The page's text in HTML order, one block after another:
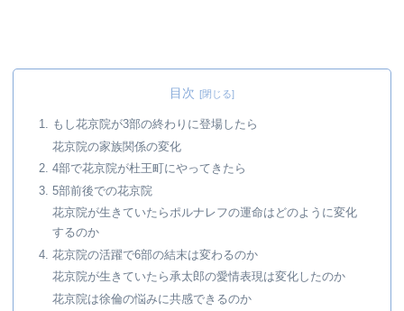
目次
1. もし花京院が3部の終わりに登場したら
花京院の家族関係の変化
2. 4部で花京院が杜王町にやってきたら
3. 5部前後での花京院
花京院が生きていたらポルナレフの運命はどのように変化
するのか
4. 花京院の活躍で6部の結末は変わるのか
花京院が生きていたら承太郎の愛情表現は変化したのか
花京院は徐倫の悩みに共感できるのか